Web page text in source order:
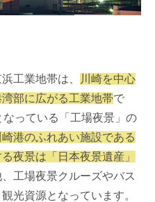
工業地帯は、
川崎を中心
部に広がる工業地帯で
っている「工場夜景」の
港のふれあい施設である
夜景は「日本夜景遺産」
工場夜景クルーズやバス
光資源となっています。